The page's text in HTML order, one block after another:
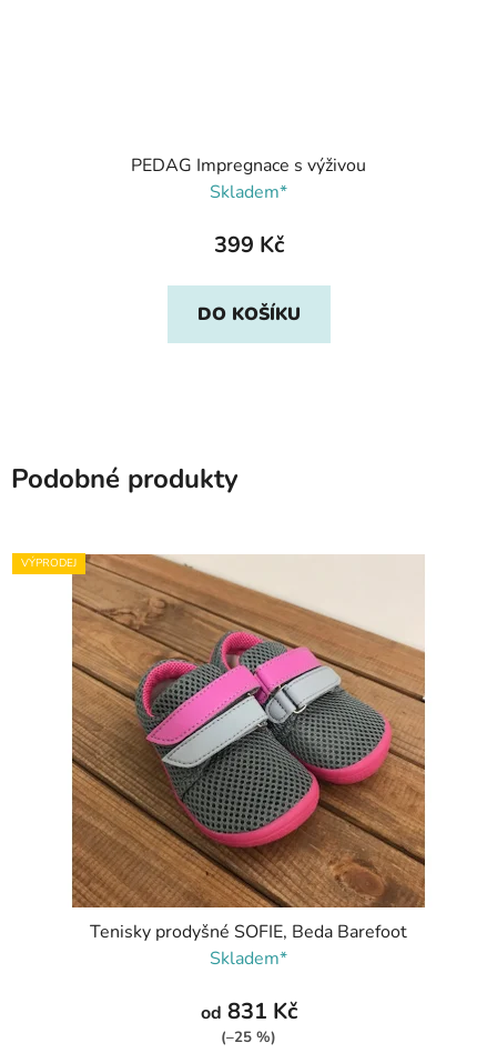
PEDAG Impregnace s výživou
Skladem*
399 Kč
DO KOŠÍKU
Podobné produkty
VÝPRODEJ
Tenisky prodyšné SOFIE, Beda Barefoot
Skladem*
od 831 Kč
(–25 %)